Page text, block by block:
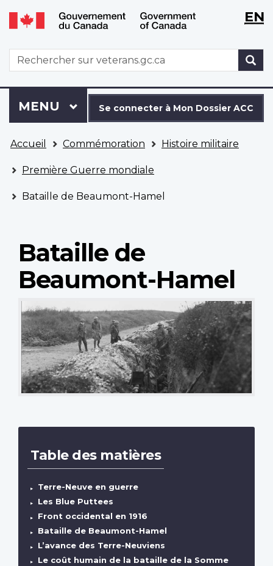
Aller
au
principal
Passer
à
version
HTML
simplifiée
WxT
WxTEN
WxT
Search
form
connecter
à
Dossier
ACC
Se connecter à Mon Dossier ACC
Menu
MENU PRINCIPAL
êtes
ici
Accueil Commémoration Histoire militaire
Première Guerre mondiale
Bataille de Beaumont-Hamel
Bataille de
Beaumont-Hamel
Table des matières
Terre-Neuve en guerre
Les Blue Puttees
Front occidental en 1916
Bataille de Beaumont-Hamel
L’avance des Terre-Neuviens
Le coût humain de la bataille de la Somme